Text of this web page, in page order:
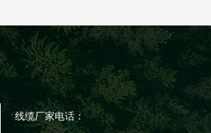
线缆厂家电话：